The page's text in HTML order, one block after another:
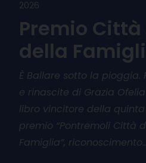
2026
Premio Città
della
È Ballare sotto la pioggia.
e rinascite di Grazia
libro vincitore della
premio “Pontremoli Città
Famiglia”, riconoscimento…